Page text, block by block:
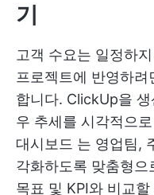
기
고객 수요는 일정하
프로젝트에 반영하
합니다. ClickUp을
우 추세를 시각적으
대시보드 는 영업팀,
각화하도록 맞춤형
목표 및 KPI와 비교